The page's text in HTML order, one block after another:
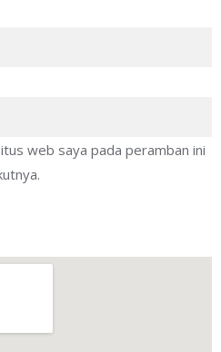
web saya pada peramban ini